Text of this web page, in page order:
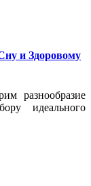
и Здоровому
разнообразие
идеального